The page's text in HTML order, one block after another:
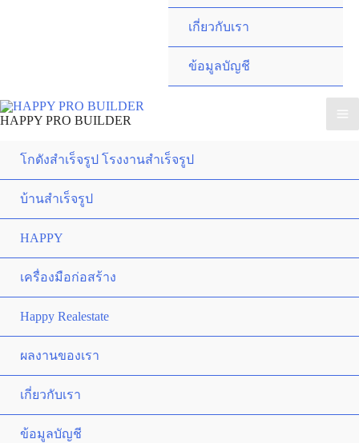
เกี่ยวกับเรา
ข้อมูลบัญชี
HAPPY PRO BUILDER
โกดังสำเร็จรูป โรงงานสำเร็จรูป
บ้านสำเร็จรูป
HAPPY
เครื่องมือก่อสร้าง
Happy Realestate
ผลงานของเรา
เกี่ยวกับเรา
ข้อมูลบัญชี